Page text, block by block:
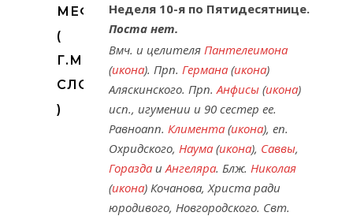
МЕФОДИЯ
(
Г.МИХАЛОВЦЕ,
СЛОВАКИЯ
)
Мефодия
Неделя 10-я по Пятидесятнице.
Поста нет.
Вмч. и целителя Пантелеимона
(икона). Прп. Германа (икона)
Аляскинского. Прп.Анфисы (икона)
исп., игумении и 90 сестер ее.
Равноапп. Климента (икона), еп.
Охридского, Наума (икона), Саввы,
Горазда иАнгеляра. Блж. Николая
(икона) Кочанова, Христа ради
юродивого, Новгородского. Свт.